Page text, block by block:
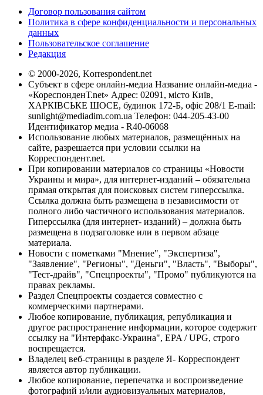
Договор пользования сайтом
Политика в сфере конфиденциальности и персональных
данных
Пользовательское соглашение
Редакция
© 2000-2026, Korrespondent.net
Субъект в сфере онлайн-медиа Название онлайн-медиа -
«КореспонденТ.net» Адрес: 02091, місто Київ,
ХАРКІВСЬКЕ ШОСЕ, будинок 172-Б, офіс 208/1 E-mail:
sunlight@mediadim.com.ua Телефон: 044-205-43-00
Идентификатор медиа - R40-06068
Использование любых материалов, размещённых на
сайте, разрешается при условии ссылки на
Корреспондент.net.
При копировании материалов со страницы «Новости
Украины и мира», для интернет-изданий – обязательна
прямая открытая для поисковых систем гиперссылка.
Ссылка должна быть размещена в независимости от
полного либо частичного использования материалов.
Гиперссылка (для интернет- изданий) – должна быть
размещена в подзаголовке или в первом абзаце
материала.
Новости с пометками "Мнение", "Экспертиза",
"Заявление", "Регионы", "Деньги", "Власть", "Выборы",
"Тест-драйв", "Спецпроекты", "Промо" публикуются на
правах рекламы.
Раздел Спецпроекты создается совместно с
коммерческими партнерами.
Любое копирование, публикация, републикация и
другое распространение информации, которое содержит
ссылку на "Интерфакс-Украина", EPA / UPG, строго
воспрещается.
Владелец веб-страницы в разделе Я- Корреспондент
является автор публикации.
Любое копирование, перепечатка и воспроизведение
фотографий и/или аудиовизуальных материалов,